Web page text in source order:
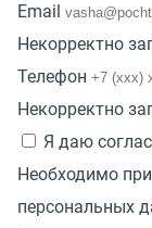
Email
Некорректно
Телефон
Некорректно
Я даю
Необходимо
персональных